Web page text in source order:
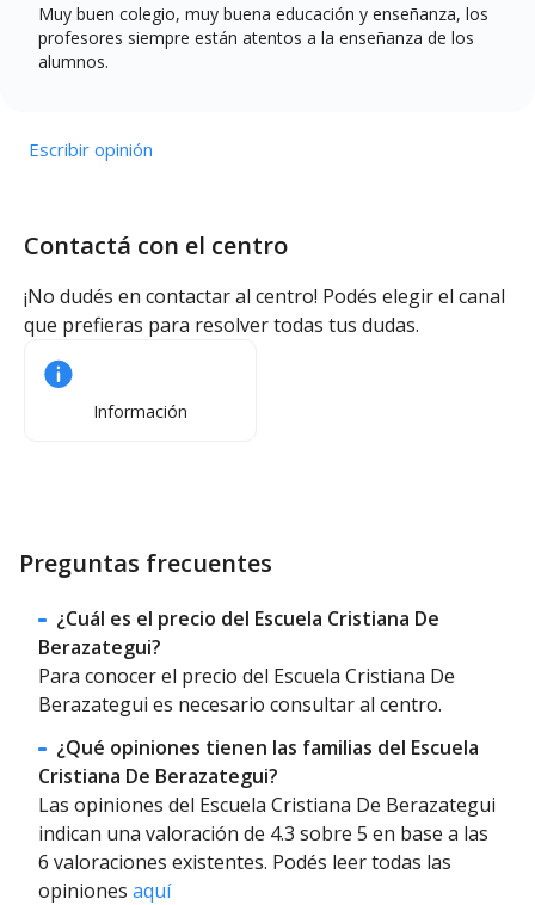
Muy buen colegio, muy buena educación y enseñanza, los
profesores siempre están atentos a la enseñanza de los
alumnos.
Escribir opinión
Contactá con el centro
¡No dudés en contactar al centro! Podés elegir el canal
que prefieras para resolver todas tus dudas.
Información
Preguntas frecuentes
¿Cuál es el precio del Escuela Cristiana De
Berazategui?
Para conocer el precio del Escuela Cristiana De
Berazategui es necesario consultar al centro.
¿Qué opiniones tienen las familias del Escuela
Cristiana De Berazategui?
Las opiniones del Escuela Cristiana De Berazategui
indican una valoración de 4.3 sobre 5 en base a las
6 valoraciones existentes. Podés leer todas las
opiniones aquí